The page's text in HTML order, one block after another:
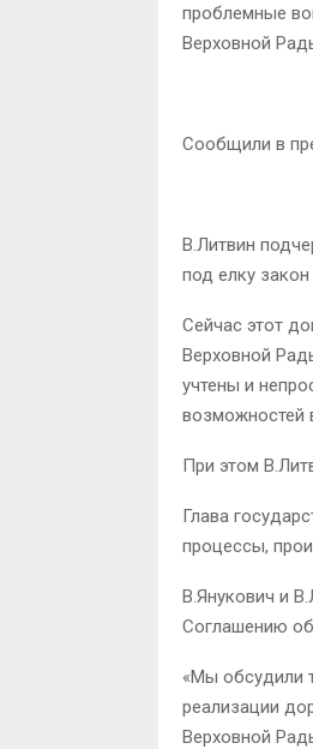
проблемные
Верховной
Сообщили в
В.Литвин
под елку
Сейчас этот
Верховной
учтены и
возможностей
При этом
Глава
процессы,
В.Янукович и
Соглашению об
«Мы обсудили
реализации
Верховной